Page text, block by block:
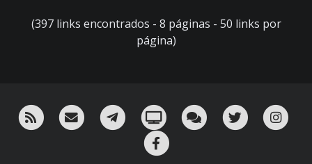
(397 links encontrados - 8 páginas - 50 links por
página)
RSS ¡Mándame un email!¡Nuestro canal en Telegram!
Oink! TV Charla con nosotros
Twitter